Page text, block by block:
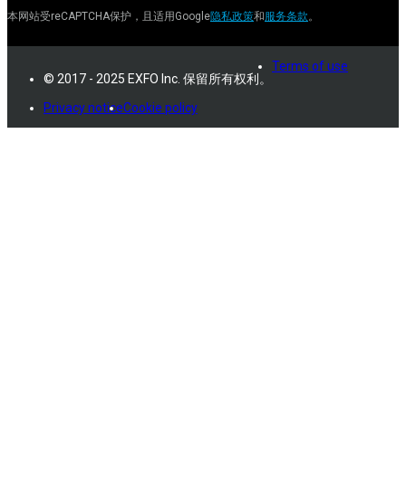
本网站受reCAPTCHA保护，且适用Google隐私政策和服务条款。
© 2017 - 2025 EXFO Inc. 保留所有权利。
Terms of use
Privacy noticeCookie policy